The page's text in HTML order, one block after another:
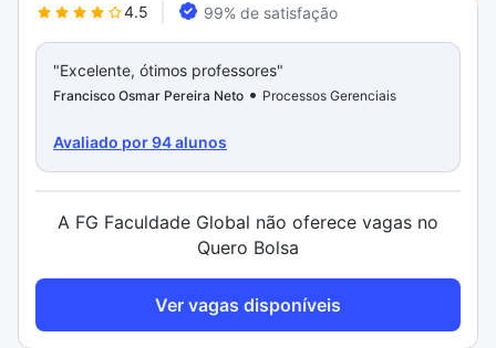
4.5 99% de satisfação
"Excelente, ótimos professores"
Francisco Osmar Pereira Neto • Processos Gerenciais
Avaliado por 94 alunos
A FG Faculdade Global não oferece vagas no
Quero Bolsa
Ver vagas disponíveis